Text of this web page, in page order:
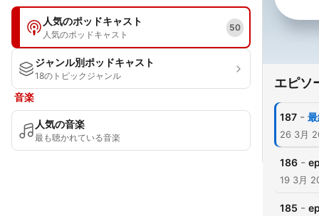
人気のポッドキャスト
人気のポッドキャスト
50
ジャンル別ポッドキャスト
18のトピックジャンル
音楽
人気の音楽
最も聴かれている音楽
エピソ
187 -
26 3月
186 -
19 3月
185 -